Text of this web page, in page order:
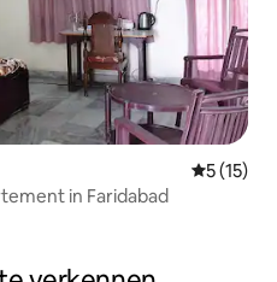
5 (15)
in Faridabad